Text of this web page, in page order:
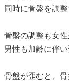
同時に骨盤を調整
骨盤の調整も女性
男性も加齢に伴い
骨盤が歪むと、骨